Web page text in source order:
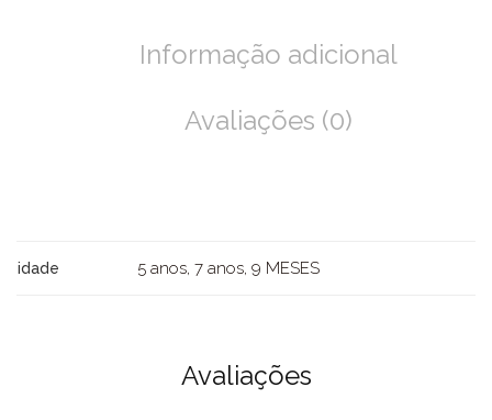
Informação adicional
Avaliações (0)
idade 5 anos, 7 anos, 9 MESES
Avaliações